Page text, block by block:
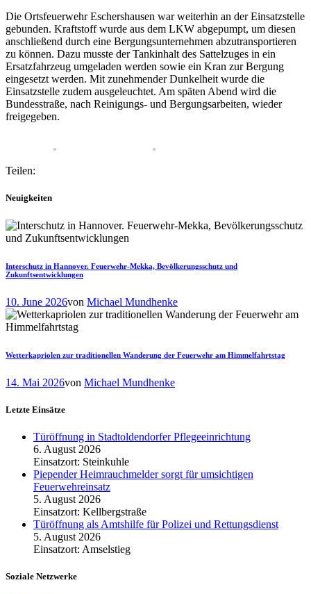
Die Ortsfeuerwehr Eschershausen war weiterhin an der Einsatzstelle
gebunden. Kraftstoff wurde aus dem LKW abgepumpt, um diesen
anschließend durch eine Bergungsunternehmen abzutransportieren
zu können. Dazu musste der Tankinhalt des Sattelzuges in ein
Ersatzfahrzeug umgeladen werden sowie ein Kran zur Bergung
eingesetzt werden. Mit zunehmender Dunkelheit wurde die
Einsatzstelle zudem ausgeleuchtet. Am späten Abend wird die
Bundesstraße, nach Reinigungs- und Bergungsarbeiten, wieder
freigegeben.
Teilen:
Neuigkeiten
Interschutz in Hannover. Feuerwehr-Mekka, Bevölkerungsschutz und
Zukunftsentwicklungen
10. June 2026von Michael Mundhenke
Wetterkapriolen zur traditionellen Wanderung der Feuerwehr am Himmelfahrtstag
14. Mai 2026von Michael Mundhenke
Letzte Einsätze
Türöffnung in Stadtoldendorfer Pflegeeinrichtung
6. August 2026
Einsatzort: Steinkuhle
Piepender Heimrauchmelder sorgt für umsichtigen
Feuerwehreinsatz
5. August 2026
Einsatzort: Kellbergstraße
Türöffnung als Amtshilfe für Polizei und Rettungsdienst
5. August 2026
Einsatzort: Amselstieg
Soziale Netzwerke